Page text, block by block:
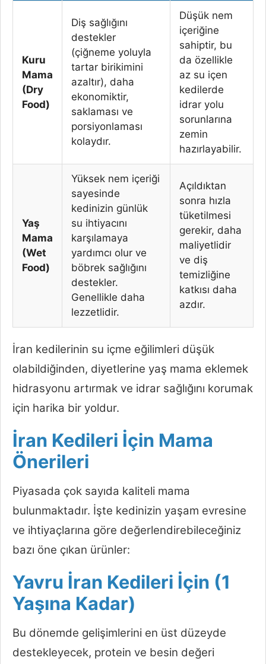
Kuru
Mama
(Dry
Food)
Diş sağlığını
destekler
(çiğneme yoluyla
tartar birikimini
azaltır), daha
ekonomiktir,
saklaması ve
porsiyonlaması
kolaydır.
Düşük nem
içeriğine
sahiptir, bu
da özellikle
az su içen
kedilerde
idrar yolu
sorunlarına
zemin
hazırlayabilir.
Yaş
Mama
(Wet
Food)
Yüksek nem içeriği
sayesinde
kedinizin günlük
su ihtiyacını
karşılamaya
yardımcı olur ve
böbrek sağlığını
destekler.
Genellikle daha
lezzetlidir.
Açıldıktan
sonra hızla
tüketilmesi
gerekir, daha
maliyetlidir
ve diş
temizliğine
katkısı daha
azdır.
İran kedilerinin su içme eğilimleri düşük
olabildiğinden, diyetlerine yaş mama eklemek
hidrasyonu artırmak ve idrar sağlığını korumak
için harika bir yoldur.
İran Kedileri İçin Mama
Önerileri
Piyasada çok sayıda kaliteli mama
bulunmaktadır. İşte kedinizin yaşam evresine
ve ihtiyaçlarına göre değerlendirebileceğiniz
bazı öne çıkan ürünler:
Yavru İran Kedileri İçin (1
Yaşına Kadar)
Bu dönemde gelişimlerini en üst düzeyde
destekleyecek, protein ve besin değeri